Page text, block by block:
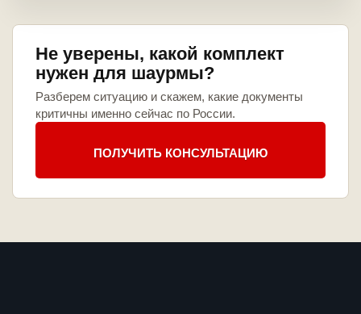
Не уверены, какой комплект
нужен для шаурмы?
Разберем ситуацию и скажем, какие документы
критичны именно сейчас по России.
ПОЛУЧИТЬ КОНСУЛЬТАЦИЮ